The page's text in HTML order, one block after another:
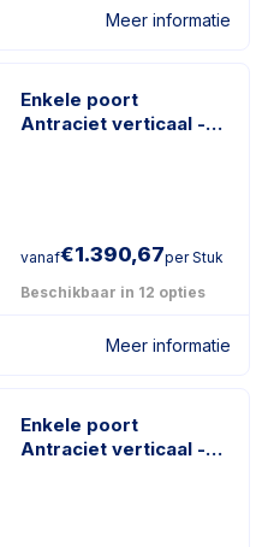
Meer informatie
Enkele poort
Antraciet verticaal -
vanaf€1.390,67per Stuk
Beschikbaar in 12 opties
Meer informatie
Enkele poort
Antraciet verticaal -